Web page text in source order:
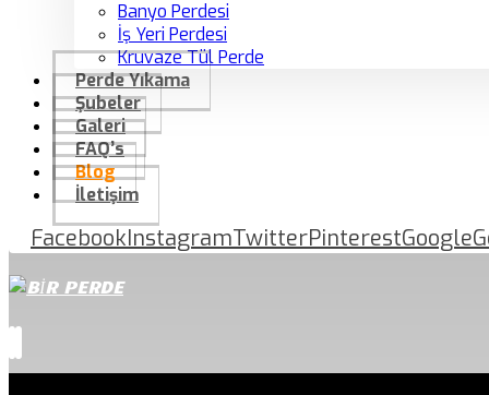
Banyo Perdesi
İş Yeri Perdesi
Kruvaze Tül Perde
Perde Yıkama
Şubeler
Galeri
FAQ’s
Blog
İletişim
FacebookInstagramTwitterPinterestGoogle